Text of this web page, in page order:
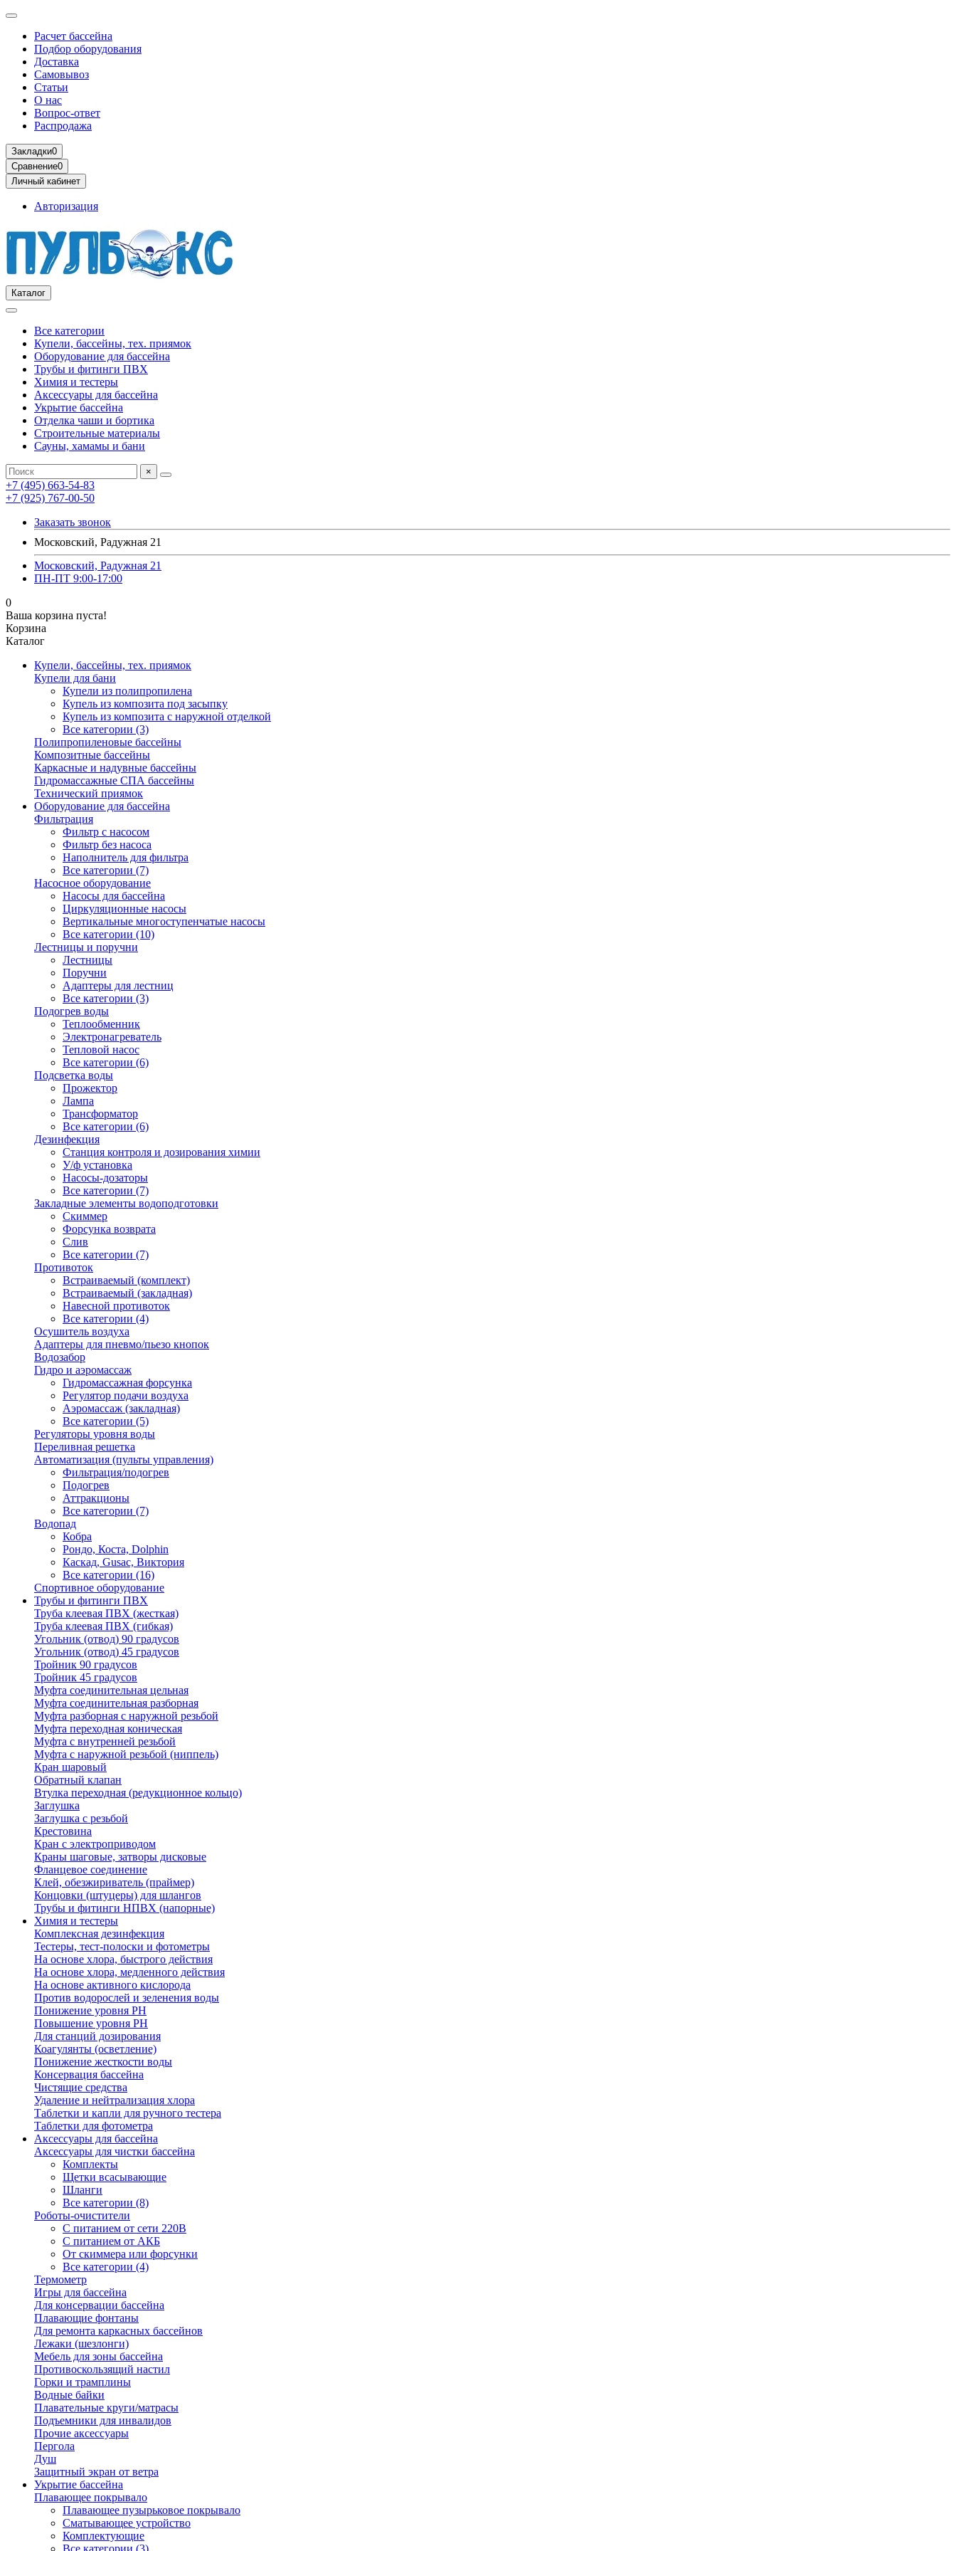
Расчет бассейна
Подбор оборудования
Доставка
Самовывоз
Статьи
О нас
Вопрос-ответ
Распродажа
Закладки0
Сравнение0
Личный кабинет
Авторизация
Каталог
Все категории
Купели, бассейны, тех. приямок
Оборудование для бассейна
Трубы и фитинги ПВХ
Химия и тестеры
Аксессуары для бассейна
Укрытие бассейна
Отделка чаши и бортика
Строительные материалы
Сауны, хамамы и бани
×
+7 (495) 663-54-83
+7 (925) 767-00-50
Заказать звонок
Московский, Радужная 21
Московский, Радужная 21
ПН-ПТ 9:00-17:00
0
Ваша корзина пуста!
Корзина
Каталог
Купели, бассейны, тех. приямок
Купели для бани
Купели из полипропилена
Купель из композита под засыпку
Купель из композита с наружной отделкой
Все категории (3)
Полипропиленовые бассейны
Композитные бассейны
Каркасные и надувные бассейны
Гидромассажные СПА бассейны
Технический приямок
Оборудование для бассейна
Фильтрация
Фильтр с насосом
Фильтр без насоса
Наполнитель для фильтра
Все категории (7)
Насосное оборудование
Насосы для бассейна
Циркуляционные насосы
Вертикальные многоступенчатые насосы
Все категории (10)
Лестницы и поручни
Лестницы
Поручни
Адаптеры для лестниц
Все категории (3)
Подогрев воды
Теплообменник
Электронагреватель
Тепловой насос
Все категории (6)
Подсветка воды
Прожектор
Лампа
Трансформатор
Все категории (6)
Дезинфекция
Станция контроля и дозирования химии
У/ф установка
Насосы-дозаторы
Все категории (7)
Закладные элементы водоподготовки
Скиммер
Форсунка возврата
Слив
Все категории (7)
Противоток
Встраиваемый (комплект)
Встраиваемый (закладная)
Навесной противоток
Все категории (4)
Осушитель воздуха
Адаптеры для пневмо/пьезо кнопок
Водозабор
Гидро и аэромассаж
Гидромассажная форсунка
Регулятор подачи воздуха
Аэромассаж (закладная)
Все категории (5)
Регуляторы уровня воды
Переливная решетка
Автоматизация (пульты управления)
Фильтрация/подогрев
Подогрев
Аттракционы
Все категории (7)
Водопад
Кобра
Рондо, Коста, Dolphin
Каскад, Gusac, Виктория
Все категории (16)
Спортивное оборудование
Трубы и фитинги ПВХ
Труба клеевая ПВХ (жесткая)
Труба клеевая ПВХ (гибкая)
Угольник (отвод) 90 градусов
Угольник (отвод) 45 градусов
Тройник 90 градусов
Тройник 45 градусов
Муфта соединительная цельная
Муфта соединительная разборная
Муфта разборная с наружной резьбой
Муфта переходная коническая
Муфта с внутренней резьбой
Муфта с наружной резьбой (ниппель)
Кран шаровый
Обратный клапан
Втулка переходная (редукционное кольцо)
Заглушка
Заглушка с резьбой
Крестовина
Кран с электроприводом
Краны шаговые, затворы дисковые
Фланцевое соединение
Клей, обезжириватель (праймер)
Концовки (штуцеры) для шлангов
Трубы и фитинги НПВХ (напорные)
Химия и тестеры
Комплексная дезинфекция
Тестеры, тест-полоски и фотометры
На основе хлора, быстрого действия
На основе хлора, медленного действия
На основе активного кислорода
Против водорослей и зеленения воды
Понижение уровня РН
Повышение уровня РН
Для станций дозирования
Коагулянты (осветление)
Понижение жесткости воды
Консервация бассейна
Чистящие средства
Удаление и нейтрализация хлора
Таблетки и капли для ручного тестера
Таблетки для фотометра
Аксессуары для бассейна
Аксессуары для чистки бассейна
Комплекты
Щетки всасывающие
Шланги
Все категории (8)
Роботы-очистители
С питанием от сети 220В
С питанием от АКБ
От скиммера или форсунки
Все категории (4)
Термометр
Игры для бассейна
Для консервации бассейна
Плавающие фонтаны
Для ремонта каркасных бассейнов
Лежаки (шезлонги)
Мебель для зоны бассейна
Противоскользящий настил
Горки и трамплины
Водные байки
Плавательные круги/матрасы
Подъемники для инвалидов
Прочие аксессуары
Пергола
Душ
Защитный экран от ветра
Укрытие бассейна
Плавающее покрывало
Плавающее пузырьковое покрывало
Сматывающее устройство
Комплектующие
Все категории (3)